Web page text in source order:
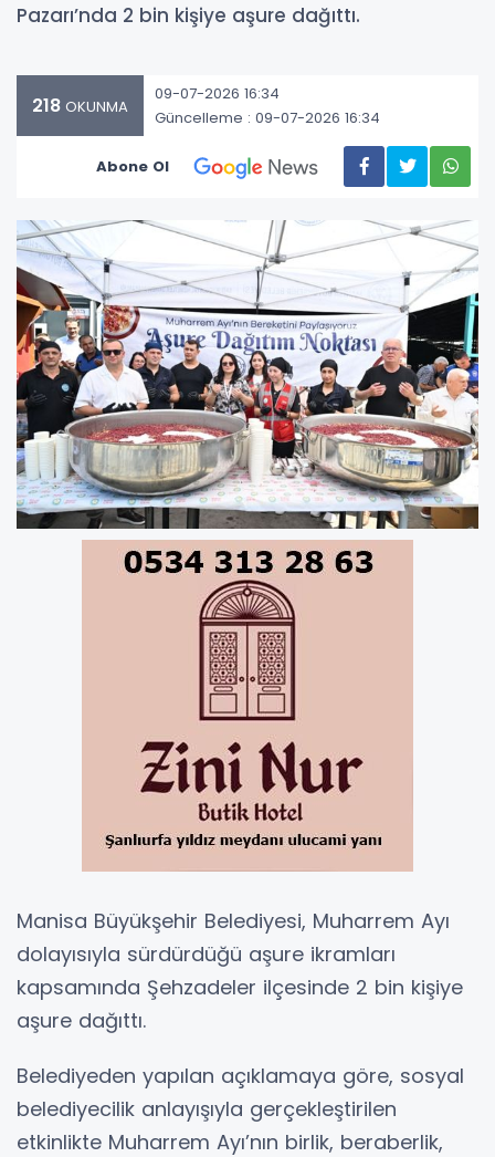
Pazarı’nda 2 bin kişiye aşure dağıttı.
218 OKUNMA
09-07-2026 16:34
Güncelleme : 09-07-2026 16:34
Abone Ol
Manisa Büyükşehir Belediyesi, Muharrem Ayı
dolayısıyla sürdürdüğü aşure ikramları
kapsamında Şehzadeler ilçesinde 2 bin kişiye
aşure dağıttı.
Belediyeden yapılan açıklamaya göre, sosyal
belediyecilik anlayışıyla gerçekleştirilen
etkinlikte Muharrem Ayı’nın birlik, beraberlik,